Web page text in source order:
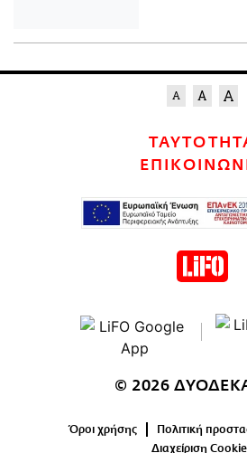
© 2026
Όροι χρήσης
Πολιτική
Διαχείριση